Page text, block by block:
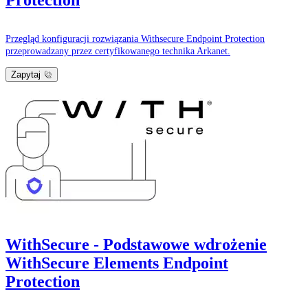
Przegląd konfiguracji rozwiązania Withsecure Endpoint Protection
przeprowadzany przez certyfikowanego technika Arkanet.
Zapytaj
WithSecure - Podstawowe wdrożenie
WithSecure Elements Endpoint
Protection